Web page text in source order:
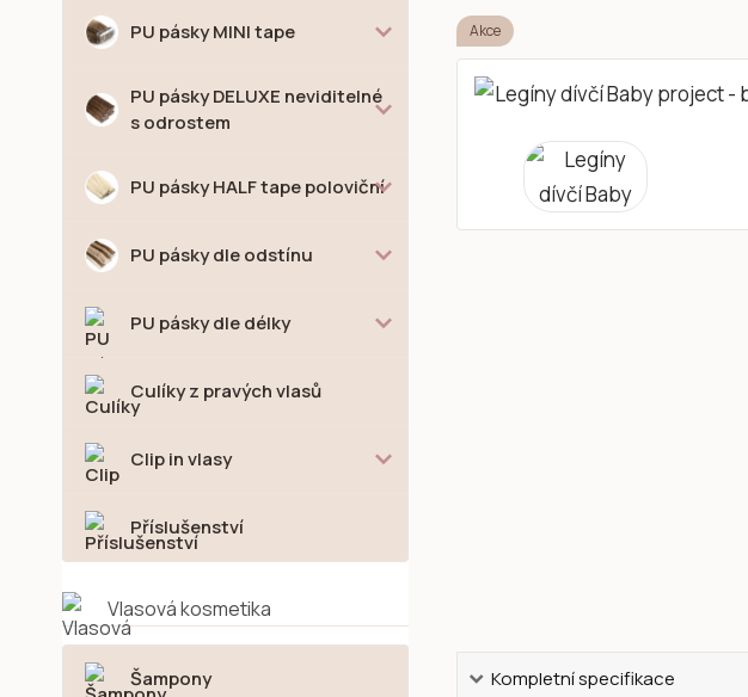
PU pásky MINI tape
PU pásky DELUXE neviditelné
s odrostem
PU pásky HALF tape poloviční
PU pásky dle odstínu
PU pásky dle délky
Culíky z pravých vlasů
Clip in vlasy
Příslušenství
Vlasová kosmetika
Šampony
Akce
Kompletní specifikace